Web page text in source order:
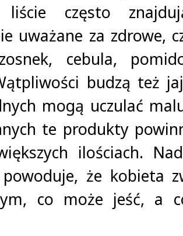
często
uważane za zdrowe,
cebula,
budzą też
mogą uczulać
te produkty
ilościach.
że kobieta
co może jeść, a